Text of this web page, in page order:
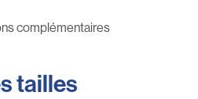
complémentaires
tailles